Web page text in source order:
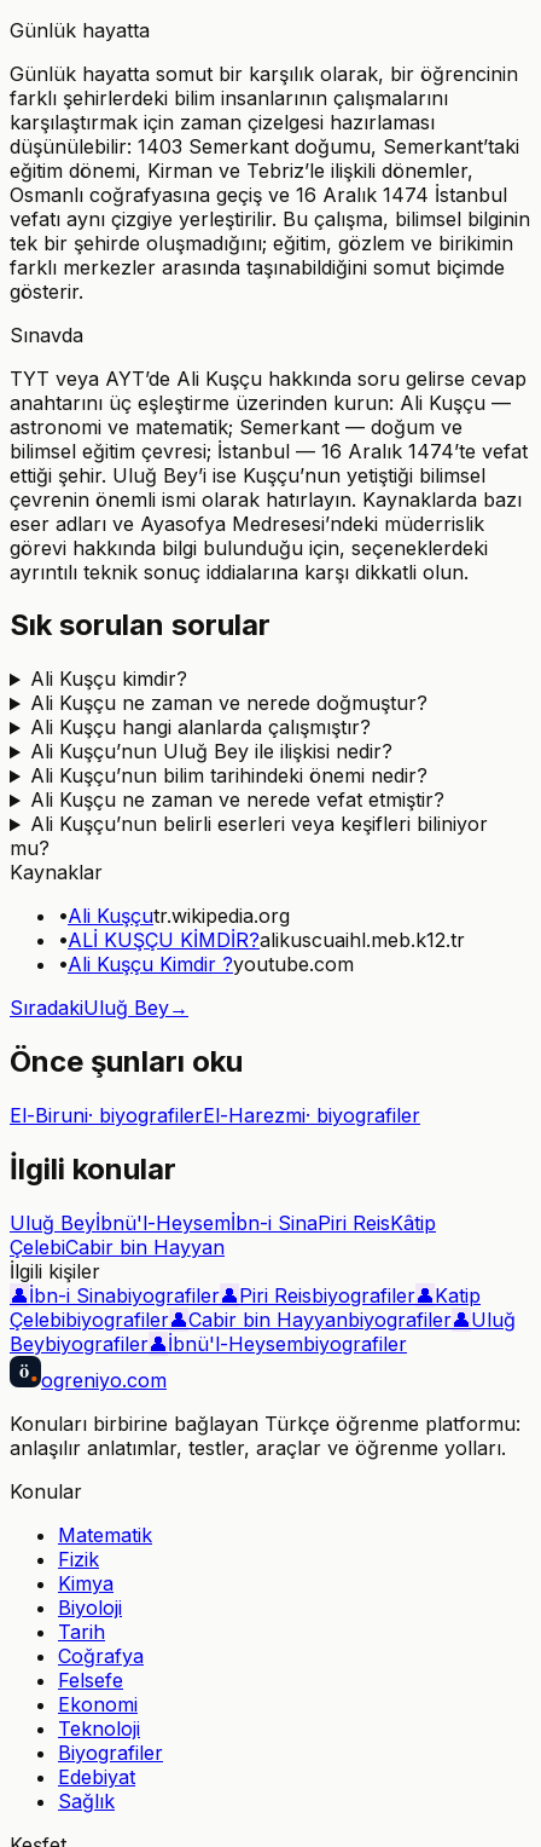
Günlük hayatta
Günlük hayatta somut bir karşılık olarak, bir öğrencinin
farklı şehirlerdeki bilim insanlarının çalışmalarını
karşılaştırmak için zaman çizelgesi hazırlaması
düşünülebilir: 1403 Semerkant doğumu, Semerkant’taki
eğitim dönemi, Kirman ve Tebriz’le ilişkili dönemler,
Osmanlı coğrafyasına geçiş ve 16 Aralık 1474 İstanbul
vefatı aynı çizgiye yerleştirilir. Bu çalışma, bilimsel bilginin
tek bir şehirde oluşmadığını; eğitim, gözlem ve birikimin
farklı merkezler arasında taşınabildiğini somut biçimde
gösterir.
Sınavda
TYT veya AYT’de Ali Kuşçu hakkında soru gelirse cevap
anahtarını üç eşleştirme üzerinden kurun: Ali Kuşçu —
astronomi ve matematik; Semerkant — doğum ve
bilimsel eğitim çevresi; İstanbul — 16 Aralık 1474’te vefat
ettiği şehir. Uluğ Bey’i ise Kuşçu’nun yetiştiği bilimsel
çevrenin önemli ismi olarak hatırlayın. Kaynaklarda bazı
eser adları ve Ayasofya Medresesi’ndeki müderrislik
görevi hakkında bilgi bulunduğu için, seçeneklerdeki
ayrıntılı teknik sonuç iddialarına karşı dikkatli olun.
Sık sorulan sorular
Ali Kuşçu kimdir?
Ali Kuşçu ne zaman ve nerede doğmuştur?
Ali Kuşçu hangi alanlarda çalışmıştır?
Ali Kuşçu’nun Uluğ Bey ile ilişkisi nedir?
Ali Kuşçu’nun bilim tarihindeki önemi nedir?
Ali Kuşçu ne zaman ve nerede vefat etmiştir?
Ali Kuşçu’nun belirli eserleri veya keşifleri biliniyor
mu?
Kaynaklar
•Ali Kuşçutr.wikipedia.org
•ALİ KUŞÇU KİMDİR?alikuscuaihl.meb.k12.tr
•Ali Kuşçu Kimdir ?youtube.com
SıradakiUluğ Bey→
Önce şunları oku
El-Biruni· biyografilerEl-Harezmi· biyografiler
İlgili konular
Uluğ Beyİbnü'l-Heysemİbn-i SinaPiri ReisKâtip
ÇelebiCabir bin Hayyan
İlgili kişiler
👤İbn-i Sinabiyografiler👤Piri Reisbiyografiler👤Katip
Çelebibiyografiler👤Cabir bin Hayyanbiyografiler👤Uluğ
Beybiyografiler👤İbnü'l-Heysembiyografiler
ö ogreniyo.com
Konuları birbirine bağlayan Türkçe öğrenme platformu:
anlaşılır anlatımlar, testler, araçlar ve öğrenme yolları.
Konular
Matematik
Fizik
Kimya
Biyoloji
Tarih
Coğrafya
Felsefe
Ekonomi
Teknoloji
Biyografiler
Edebiyat
Sağlık